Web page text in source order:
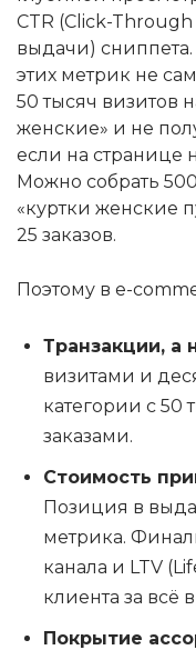
CTR (Click-
выдачи)
этих метрик не
50 тысяч визитов
женские» и не
если на странице
Можно собрать
«куртки женские
25 заказов.
Поэтому в e-
Транзакции, а
визитами и
категории с 50
заказами.
Стоимость
Позиция в
метрика.
канала и LTV
клиента за всё
Покрытие